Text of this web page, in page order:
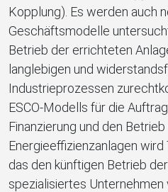
Kopplung). Es werden auch
Geschäftsmodelle
Betrieb der errichteten
langlebigen und
Industrieprozessen
ESCO-Modells für die
Finanzierung und den Betrieb
Energieeffizienzanlagen
das den künftigen Betrieb
spezialisiertes